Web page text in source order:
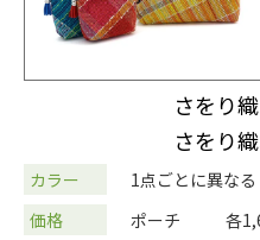
さをり
さをり
カラー
1点ごとに異なる
価格
ポーチ
各